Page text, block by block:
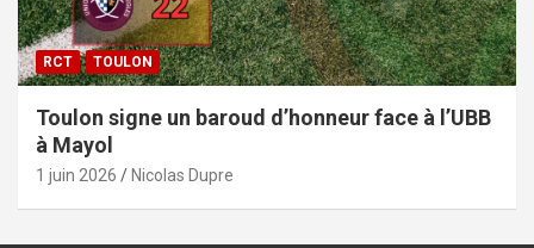
RCT TOULON
Toulon signe un baroud d’honneur face à l’UBB
à Mayol
1 juin 2026 Nicolas Dupre